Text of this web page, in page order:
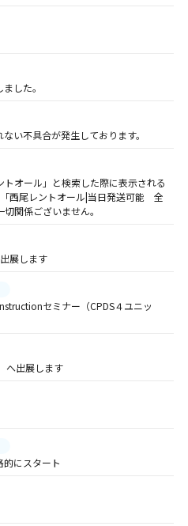
した。
い不具合が発生しております。
オール」と検索した際に表示される
西尾レントオール|当日発送可能 全
関係ございません。
展します
セミナー（CPDS４ユニッ
へ出展します
にスタート